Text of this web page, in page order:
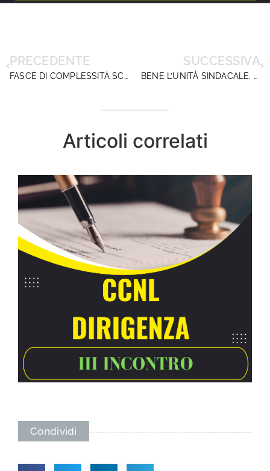
PRECEDENTE
FASCE DI COMPLESSITÀ SCUOLE. DIRIGENTISCUOLA INVIA SECONDO SOLLECITO
SUCCESSIVA
BENE L’UNITÀ SINDACALE. MA CON COERENZA……. !!
Articoli correlati
Condividi